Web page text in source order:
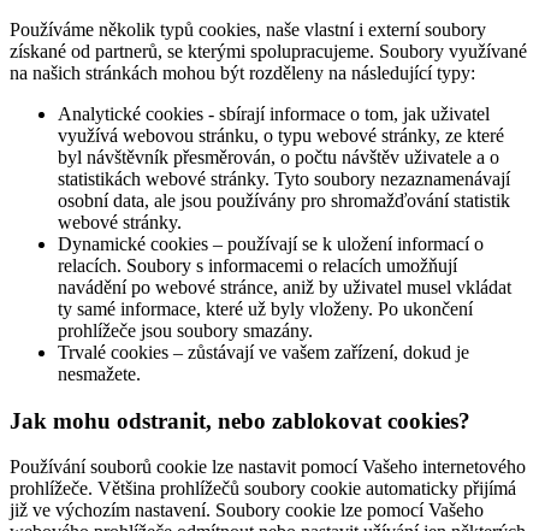
Používáme několik typů cookies, naše vlastní i externí soubory
získané od partnerů, se kterými spolupracujeme. Soubory využívané
na našich stránkách mohou být rozděleny na následující typy:
Analytické cookies - sbírají informace o tom, jak uživatel
využívá webovou stránku, o typu webové stránky, ze které
byl návštěvník přesměrován, o počtu návštěv uživatele a o
statistikách webové stránky. Tyto soubory nezaznamenávají
osobní data, ale jsou používány pro shromažďování statistik
webové stránky.
Dynamické cookies – používají se k uložení informací o
relacích. Soubory s informacemi o relacích umožňují
navádění po webové stránce, aniž by uživatel musel vkládat
ty samé informace, které už byly vloženy. Po ukončení
prohlížeče jsou soubory smazány.
Trvalé cookies – zůstávají ve vašem zařízení, dokud je
nesmažete.
Jak mohu odstranit, nebo zablokovat cookies?
Používání souborů cookie lze nastavit pomocí Vašeho internetového
prohlížeče. Většina prohlížečů soubory cookie automaticky přijímá
již ve výchozím nastavení. Soubory cookie lze pomocí Vašeho